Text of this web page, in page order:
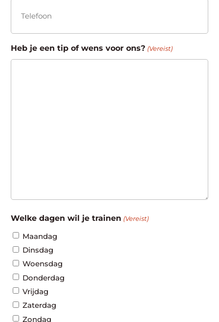
Heb je een tip of wens voor ons? (Vereist)
Welke dagen wil je trainen (Vereist)
Maandag
Dinsdag
Woensdag
Donderdag
Vrijdag
Zaterdag
Zondag